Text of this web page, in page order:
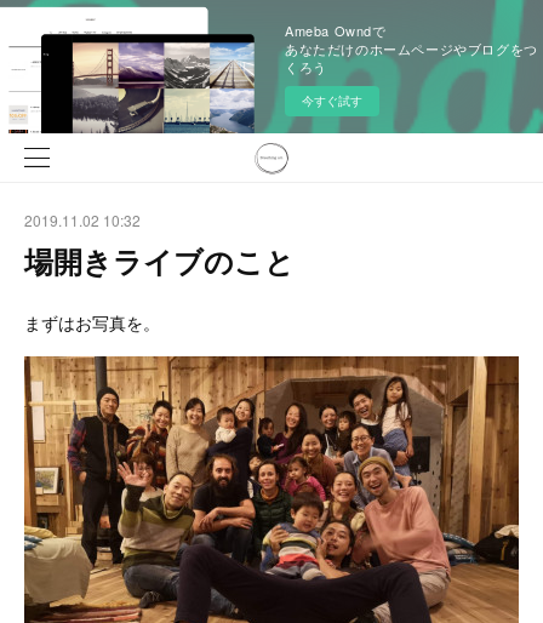
Ameba Owndで
あなただけのホームページやブログをつ
くろう
今すぐ試す
2019.11.02 10:32
場開きライブのこと
まずはお写真を。